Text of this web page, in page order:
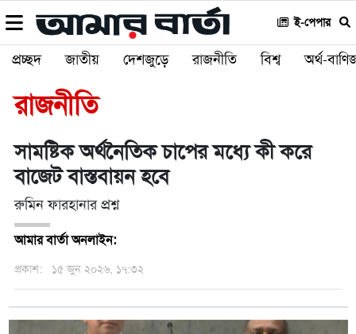
ই-পেপার
প্রচ্ছদ জাতীয় দেশজুড়ে রাজনীতি বিশ্ব অর্থ-
রাজনীতি
সামষ্টিক অর্থনৈতিক চাপের মধ্যে কী করে
বাজেট বাস্তবায়ন হবে
রুমিন ফারহানার প্রশ্ন
আমার বার্তা অনলাইন:
প্রকাশ: ১৫ জুন ২০২৬, ১৭:৩২